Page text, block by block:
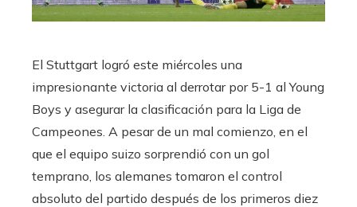
El Stuttgart logró este miércoles una
impresionante victoria al derrotar por 5-1 al Young
Boys y asegurar la clasificación para la Liga de
Campeones. A pesar de un mal comienzo, en el
que el equipo suizo sorprendió con un gol
temprano, los alemanes tomaron el control
absoluto del partido después de los primeros diez